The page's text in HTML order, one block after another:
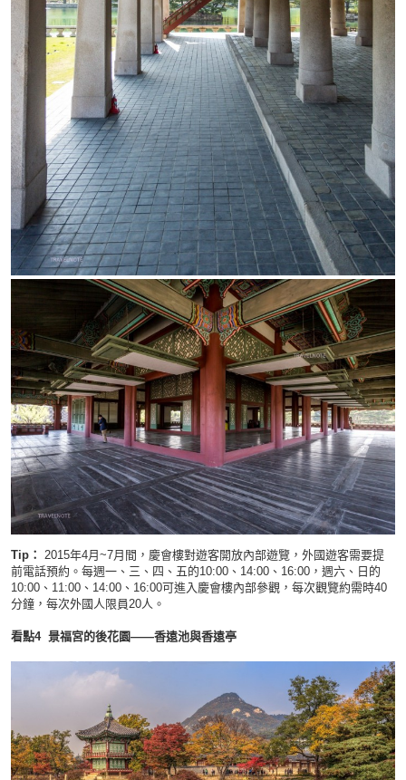
Tip： 2015年4月~7月間，慶會樓對遊客開放內部遊覽，外國遊客需要提
前電話預約。每週一、三、四、五的10:00、14:00、16:00，週六、日的
10:00、11:00、14:00、16:00可進入慶會樓內部參觀，每次觀覽約需時40
分鐘，每次外國人限員20人。
看點4 景福宮的後花園——香遠池與香遠亭